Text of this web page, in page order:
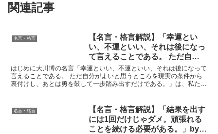
関連記事
名言・格言
【名言・格言解説】「幸運とい
い、不運といい、それは後になっ
て言えることである。 ただ自分
がよいと思うところを現実の条件
から裏付けし、あとは勇を鼓して
一歩踏み出すだけである。」 by
はじめに大川博の名言「幸運といい、不運といい、それは後になって
言えることである。 ただ自分がよいと思うところを現実の条件から
裏付けし、あとは勇を鼓して一歩踏み出すだけである。」は、私たち
名言・格言
【名言・格言解説】「結果を出す
には1回だけじゃダメ。頑張れる
ことを続ける必要がある。」by